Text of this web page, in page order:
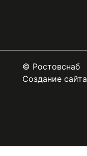
© Ростовснаб
Создание сайта